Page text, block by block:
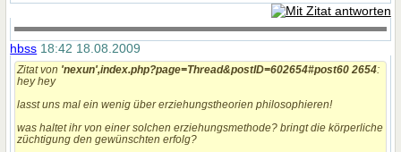
hbss 18:42 18.08.2009
Zitat von 'nexun',index.php?page=Thread&postID=602654#post60 2654:
hey hey
lasst uns mal ein wenig über erziehungstheorien philosophieren!
was haltet ihr von einer solchen erziehungsmethode? bringt die körperliche
züchtigung den gewünschten erfolg?